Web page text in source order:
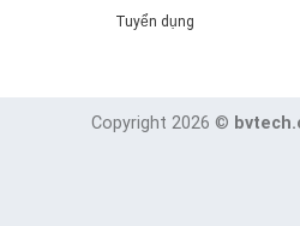
Tuyển dụng
Copyright 2026 ©